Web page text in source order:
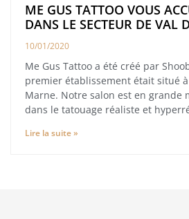
ME GUS TATTOO VOUS
DANS LE SECTEUR DE VAL
10/01/2020
Me Gus Tattoo a été créé par
premier établissement était situé
Marne. Notre salon est en grande
dans le tatouage réaliste et
Lire la suite »